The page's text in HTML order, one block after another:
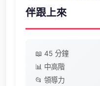
伴跟上來
📖 45 分鐘
📊 中高階
📂 領導力